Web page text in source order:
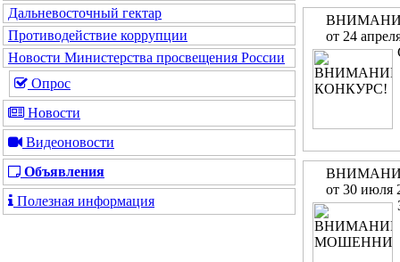
Дальневосточный гектар
Противодействие коррупции
Новости Министерства просвещения России
Опрос
Новости
Видеоновости
Объявления
Полезная информация
от 24
от 30 июля